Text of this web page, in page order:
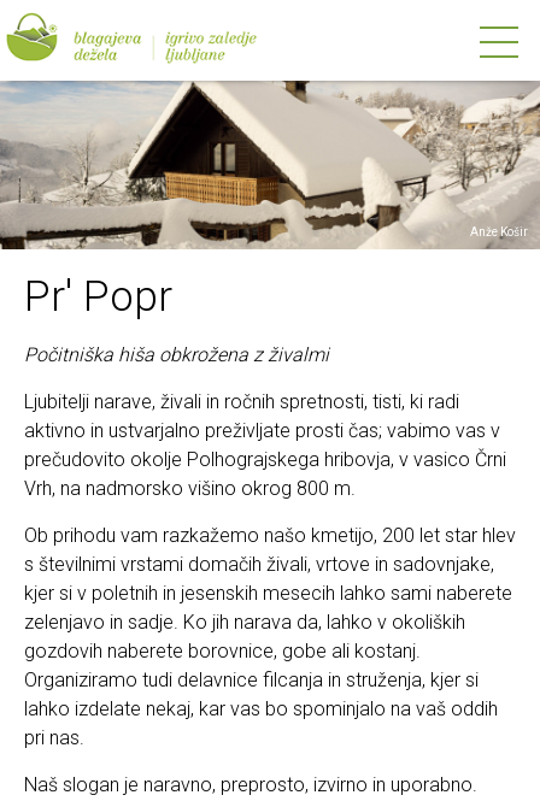
Anže Košir
Pr' Popr
Počitniška hiša obkrožena z živalmi
Ljubitelji narave, živali in ročnih spretnosti, tisti, ki radi
aktivno in ustvarjalno preživljate prosti čas; vabimo vas v
prečudovito okolje Polhograjskega hribovja, v vasico Črni
Vrh, na nadmorsko višino okrog 800 m.
Ob prihodu vam razkažemo našo kmetijo, 200 let star hlev
s številnimi vrstami domačih živali, vrtove in sadovnjake,
kjer si v poletnih in jesenskih mesecih lahko sami naberete
zelenjavo in sadje. Ko jih narava da, lahko v okoliških
gozdovih naberete borovnice, gobe ali kostanj.
Organiziramo tudi delavnice filcanja in struženja, kjer si
lahko izdelate nekaj, kar vas bo spominjalo na vaš oddih
pri nas.
Naš slogan je naravno, preprosto, izvirno in uporabno.